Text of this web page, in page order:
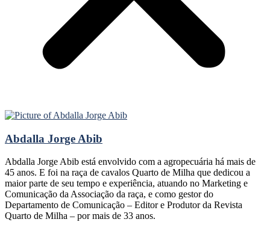
Abdalla Jorge Abib
Abdalla Jorge Abib está envolvido com a agropecuária há mais de
45 anos. E foi na raça de cavalos Quarto de Milha que dedicou a
maior parte de seu tempo e experiência, atuando no Marketing e
Comunicação da Associação da raça, e como gestor do
Departamento de Comunicação – Editor e Produtor da Revista
Quarto de Milha – por mais de 33 anos.